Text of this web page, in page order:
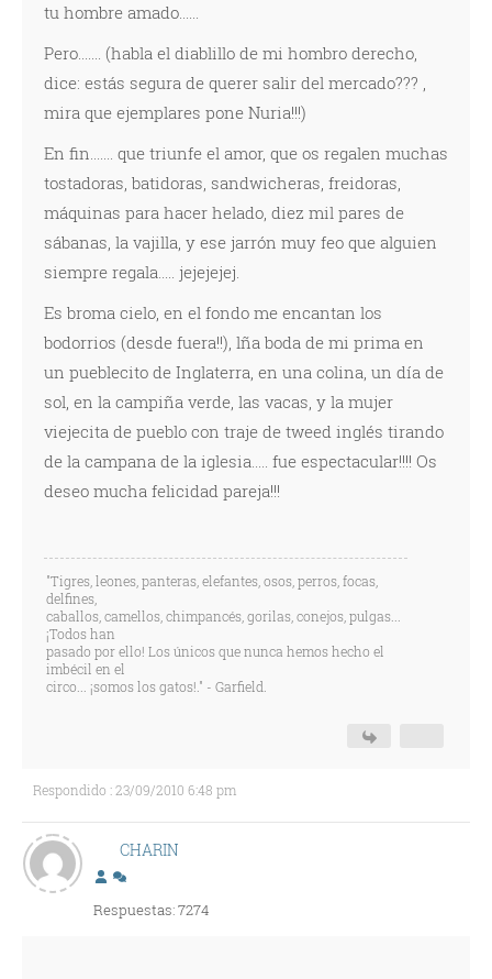
tu hombre amado......
Pero....... (habla el diablillo de mi hombro derecho,
dice: estás segura de querer salir del mercado??? ,
mira que ejemplares pone Nuria!!!)
En fin....... que triunfe el amor, que os regalen muchas
tostadoras, batidoras, sandwicheras, freidoras,
máquinas para hacer helado, diez mil pares de
sábanas, la vajilla, y ese jarrón muy feo que alguien
siempre regala..... jejejejej.
Es broma cielo, en el fondo me encantan los
bodorrios (desde fuera!!), lña boda de mi prima en
un pueblecito de Inglaterra, en una colina, un día de
sol, en la campiña verde, las vacas, y la mujer
viejecita de pueblo con traje de tweed inglés tirando
de la campana de la iglesia..... fue espectacular!!!! Os
deseo mucha felicidad pareja!!!
"Tigres, leones, panteras, elefantes, osos, perros, focas,
delfines,
caballos, camellos, chimpancés, gorilas, conejos, pulgas...
¡Todos han
pasado por ello! Los únicos que nunca hemos hecho el
imbécil en el
circo... ¡somos los gatos!." - Garfield.
Respondido : 23/09/2010 6:48 pm
CHARIN
Respuestas: 7274